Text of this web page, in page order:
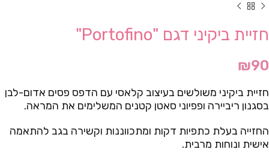
חזיית ביקיני דגם "Portofino"
₪90
חזיית ביקיני משולשים בעיצוב קלאסי עם הדפס פסים אדום-לבן
בסגנון ריביירה ופפיוני סאטן קטנים המשלימים את המראה.
החזייה בעלת כתפיות דקות ומתכווננות וקשירה בגב להתאמה
אישית ונוחות מרבית.